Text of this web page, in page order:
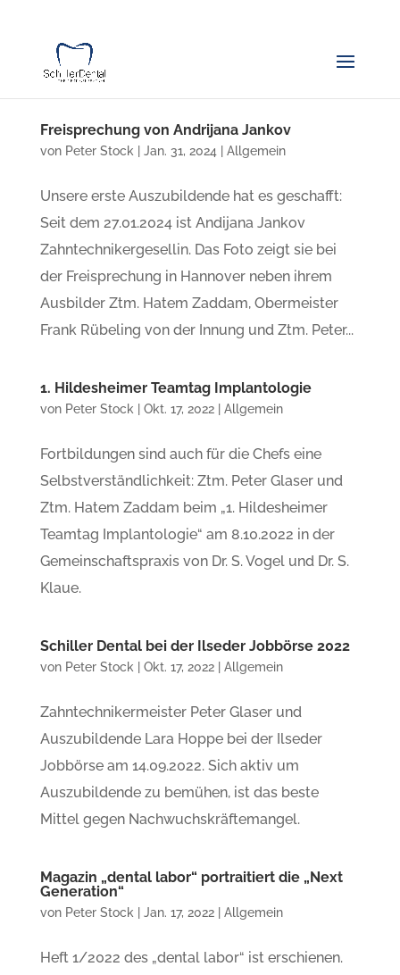
Freisprechung von Andrijana Jankov
von Peter Stock Jan. 31, 2024 Allgemein
Unsere erste Auszubildende hat es geschafft:
Seit dem 27.01.2024 ist Andijana Jankov
Zahntechnikergesellin. Das Foto zeigt sie bei
der Freisprechung in Hannover neben ihrem
Ausbilder Ztm. Hatem Zaddam, Obermeister
Frank Rübeling von der Innung und Ztm. Peter...
1. Hildesheimer Teamtag Implantologie
von Peter Stock Okt. 17, 2022| Allgemein
Fortbildungen sind auch für die Chefs eine
Selbstverständlichkeit: Ztm. Peter Glaser und
Ztm. Hatem Zaddam beim „1. Hildesheimer
Teamtag Implantologie“ am 8.10.2022 in der
Gemeinschaftspraxis von Dr. S. Vogel und Dr. S.
Klaue.
Schiller Dental bei der Ilseder Jobbörse 2022
von Peter Stock Okt. 17, 2022| Allgemein
Zahntechnikermeister Peter Glaser und
Auszubildende Lara Hoppe bei der Ilseder
Jobbörse am 14.09.2022. Sich aktiv um
Auszubildende zu bemühen, ist das beste
Mittel gegen Nachwuchskräftemangel.
Magazin „dental labor“ portraitiert die „Next
Generation“
von Peter Stock Jan. 17, 2022| Allgemein
Heft 1/2022 des „dental labor“ ist erschienen.